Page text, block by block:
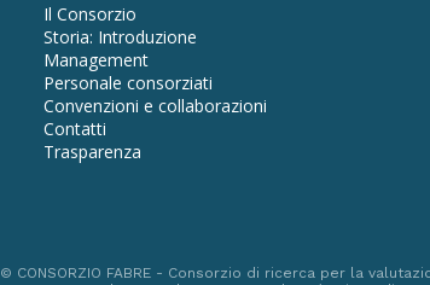
Il Consorzio
Storia: Introduzione
Management
Personale consorziati
Convenzioni e collaborazioni
Contatti
Trasparenza
© CONSORZIO FABRE - Consorzio di ricerca per la